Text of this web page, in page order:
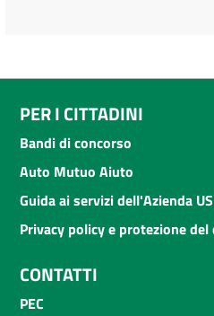
PER I CITTADINI
Bandi di concorso
Auto Mutuo Aiuto
Guida ai servizi dell'Azienda
Privacy policy e protezione
CONTATTI
PEC